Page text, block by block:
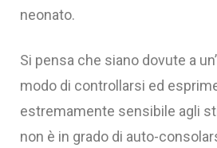
neonato.
Si pensa che siano dovute a
modo di controllarsi ed
estremamente sensibile agli
non è in grado di auto-